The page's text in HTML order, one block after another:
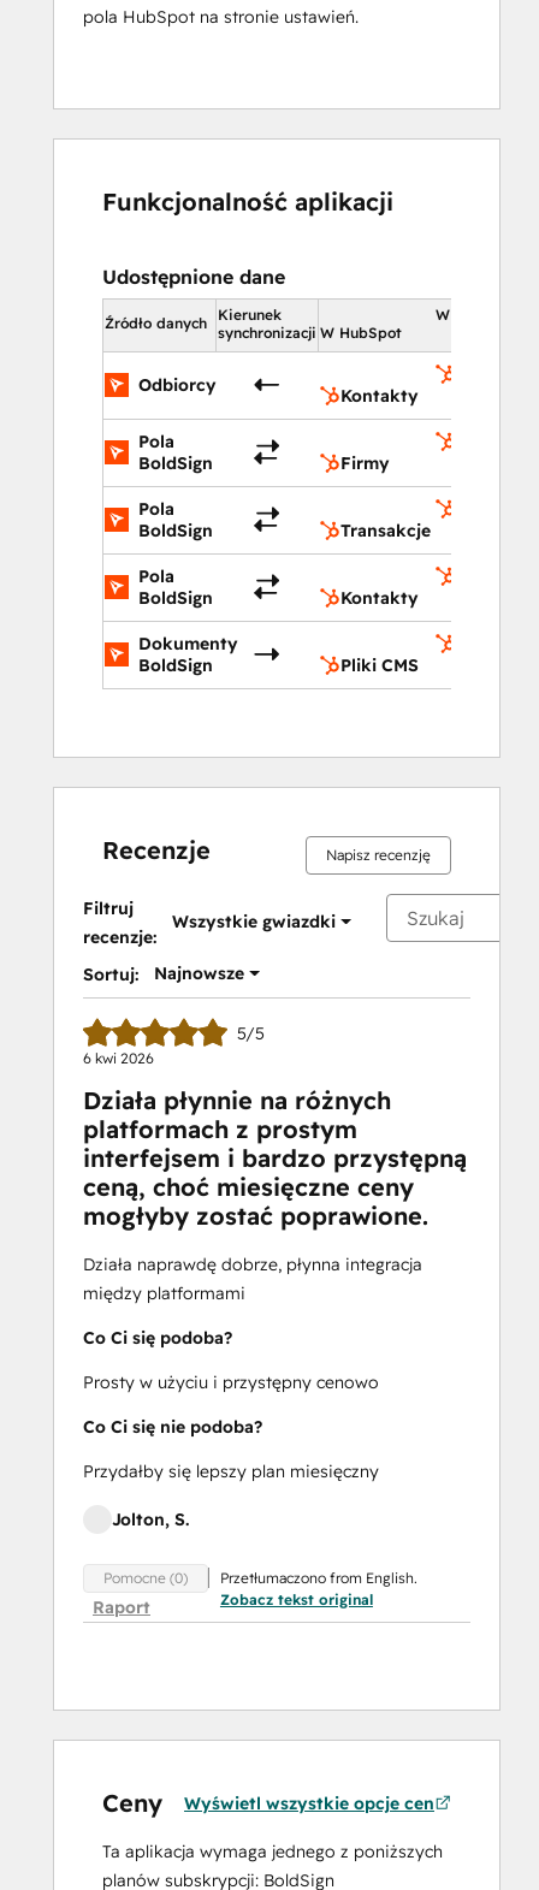
pola HubSpot na stronie ustawień.
Funkcjonalność aplikacji
Udostępnione dane
Źródło danych
Kierunek
synchronizacji
W HubSpot
W HubSpot
Odbiorcy
Kontakty
Pola
BoldSign
Firmy
Pola
BoldSign
Transakcje
Pola
BoldSign
Kontakty
Dokumenty
BoldSign
Pliki CMS
Recenzje Napisz recenzję
Filtruj
recenzje:
Wszystkie gwiazdki
Sortuj: Najnowsze
5/5
6 kwi 2026
Działa płynnie na różnych
platformach z prostym
interfejsem i bardzo przystępną
ceną, choć miesięczne ceny
mogłyby zostać poprawione.
Działa naprawdę dobrze, płynna integracja
między platformami
Co Ci się podoba?
Prosty w użyciu i przystępny cenowo
Co Ci się nie podoba?
Przydałby się lepszy plan miesięczny
Jolton, S.
Pomocne (0)
Raport
Przetłumaczono from English.
Zobacz tekst original
Ceny Wyświetl wszystkie opcje cen
Ta aplikacja wymaga jednego z poniższych
planów subskrypcji: BoldSign